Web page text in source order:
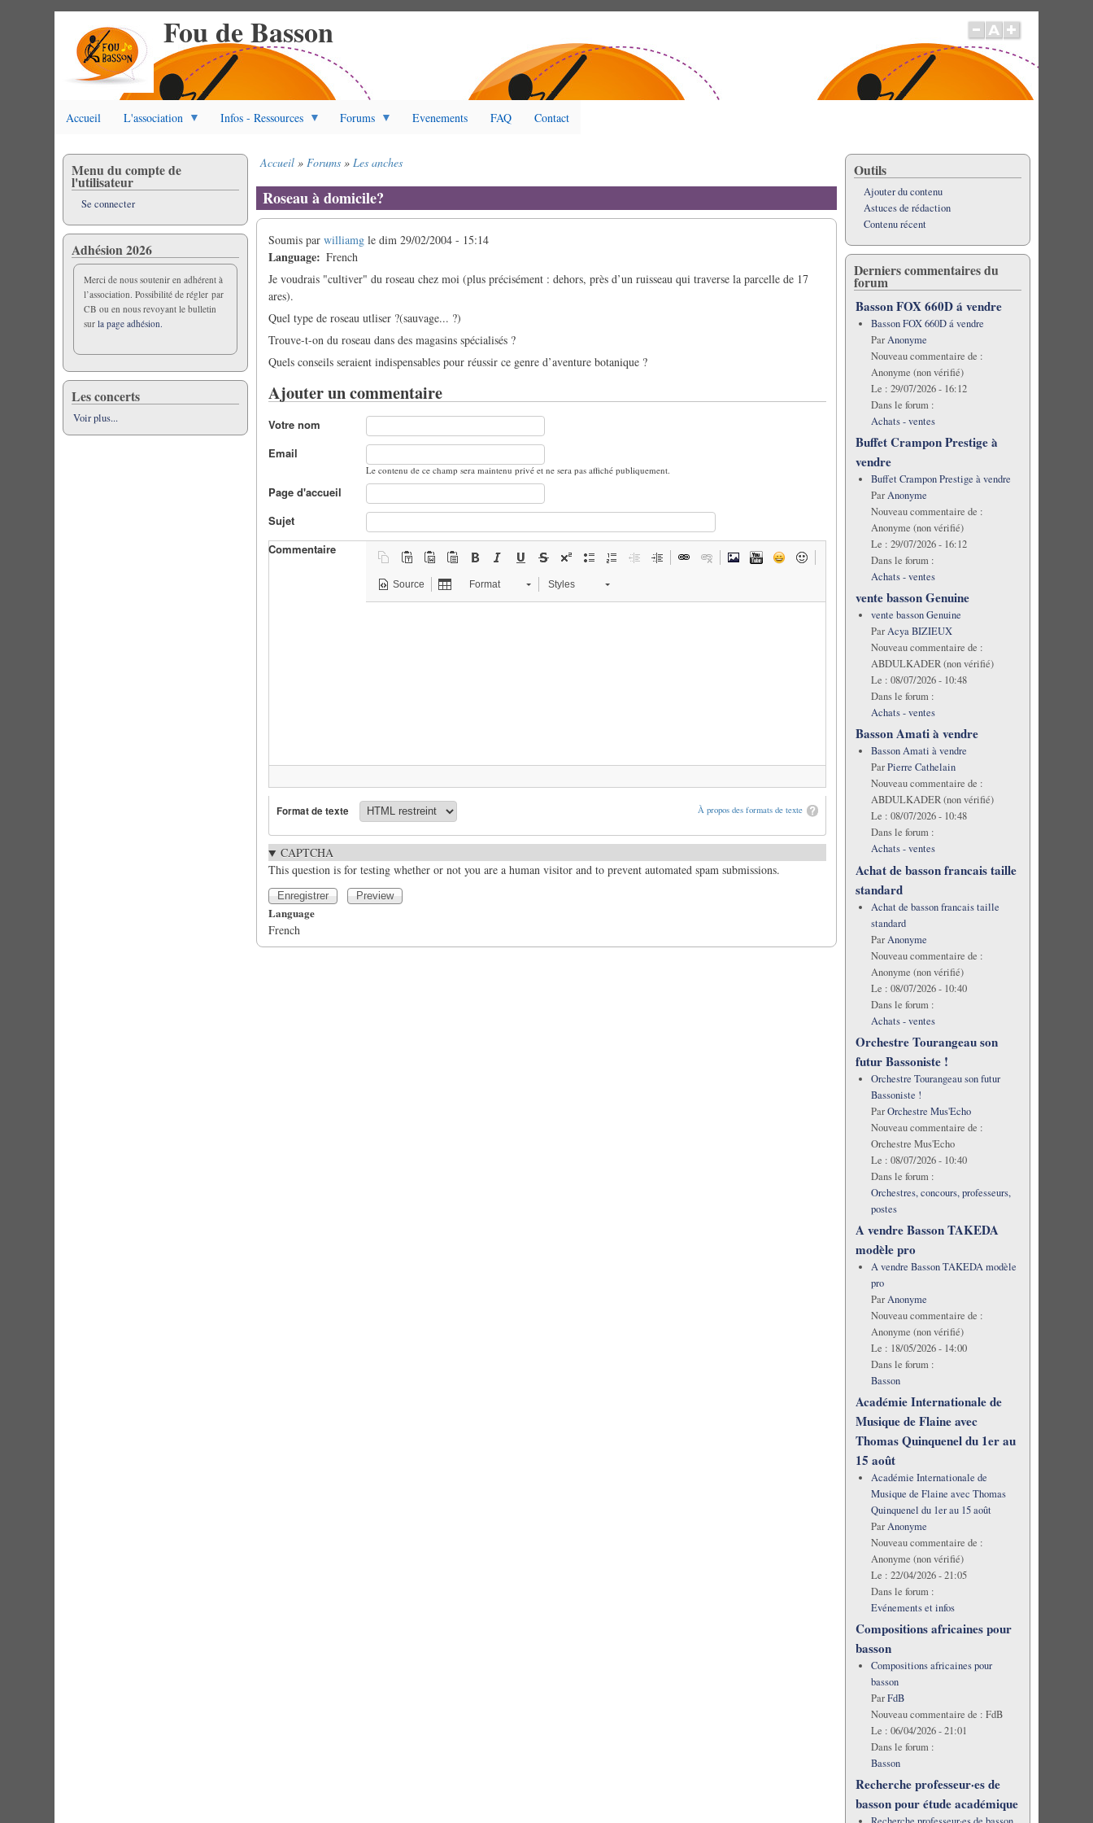
Fou de Basson
Accueil L'association Infos - Ressources Forums Evenements FAQ Contact
d'Ariane
Accueil Forums Les anches
Roseau à domicile?
Soumis parwilliamg ledim 29/02/2004 - 15:14
Language
French
Je voudrais "cultiver" du roseau chez moi (plus précisément : dehors, près d’un ruisseau qui traverse la parcelle de 17
ares).
Quel type de roseau utliser ?(sauvage... ?)
Trouve-t-on du roseau dans des magasins spécialisés ?
Quels conseils seraient indispensables pour réussir ce genre d’aventure botanique ?
Ajouter un commentaire
Votre nom
Email
Le contenu de ce champ sera maintenu privé et ne sera pas affiché publiquement.
Page d'accueil
Sujet
Commentaire
Source Format Styles
À propos des formats de texte
Format de texte
CAPTCHA
This question is for testing whether or not you are a human visitor and to prevent automated spam submissions.
Language
French
Menu du compte de
l'utilisateur
Se connecter
Adhésion 2026
Merci de nous soutenir en adhérent à
l’association. Possibilité de régler par
CB ou en nous revoyant le bulletin
surla page adhésion.
Les concerts
Voir plus...
Outils
Ajouter du contenu
Astuces de rédaction
Contenu récent
Derniers commentaires du
forum
Basson FOX 660D á vendre
Basson FOX 660D á vendre
ParAnonyme
Nouveau commentaire de :
Anonyme (non vérifié)
Le : 29/07/2026 - 16:12
Dans le forum :
Achats - ventes
Buffet Crampon Prestige à
vendre
Buffet Crampon Prestige à vendre
ParAnonyme
Nouveau commentaire de :
Anonyme (non vérifié)
Le : 29/07/2026 - 16:12
Dans le forum :
Achats - ventes
vente basson Genuine
vente basson Genuine
ParAcya BIZIEUX
Nouveau commentaire de :
ABDULKADER (non vérifié)
Le : 08/07/2026 - 10:48
Dans le forum :
Achats - ventes
Basson Amati à vendre
Basson Amati à vendre
ParPierre Cathelain
Nouveau commentaire de :
ABDULKADER (non vérifié)
Le : 08/07/2026 - 10:48
Dans le forum :
Achats - ventes
Achat de basson francais taille
standard
Achat de basson francais taille
standard
ParAnonyme
Nouveau commentaire de :
Anonyme (non vérifié)
Le : 08/07/2026 - 10:40
Dans le forum :
Achats - ventes
Orchestre Tourangeau son
futur Bassoniste !
Orchestre Tourangeau son futur
Bassoniste !
ParOrchestre Mus'Echo
Nouveau commentaire de :
Orchestre Mus'Echo
Le : 08/07/2026 - 10:40
Dans le forum :
Orchestres, concours, professeurs,
postes
A vendre Basson TAKEDA
modèle pro
A vendre Basson TAKEDA modèle
pro
ParAnonyme
Nouveau commentaire de :
Anonyme (non vérifié)
Le : 18/05/2026 - 14:00
Dans le forum :
Basson
Académie Internationale de
Musique de Flaine avec
Thomas Quinquenel du 1er au
15 août
Académie Internationale de
Musique de Flaine avec Thomas
Quinquenel du 1er au 15 août
ParAnonyme
Nouveau commentaire de :
Anonyme (non vérifié)
Le : 22/04/2026 - 21:05
Dans le forum :
Evénements et infos
Compositions africaines pour
basson
Compositions africaines pour
basson
ParFdB
Nouveau commentaire de : FdB
Le : 06/04/2026 - 21:01
Dans le forum :
Basson
Recherche professeur·es de
basson pour étude académique